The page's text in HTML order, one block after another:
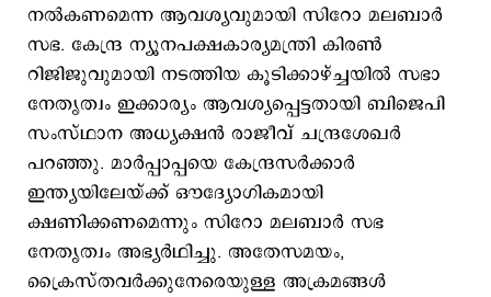
നല്‍കണമെന്ന ആവശ്യവുമായി സിറോ മലബാര്‍
സഭ. കേന്ദ്ര ന്യൂനപക്ഷകാര്യമന്ത്രി കിരണ്‍
റിജിജുവുമായി നടത്തിയ കൂടിക്കാഴ്ച്ചയില്‍ സഭാ
നേതൃത്വം ഇക്കാര്യം ആവശ്യപ്പെട്ടതായി ബിജെപി
സംസ്ഥാന അധ്യക്ഷന്‍ രാജീവ് ചന്ദ്രശേഖര്‍
പറഞ്ഞു. മാര്‍പ്പാപ്പയെ കേന്ദ്രസര്‍ക്കാര്‍
ഇന്ത്യയിലേയ്ക്ക് ഔദ്യോഗികമായി
ക്ഷണിക്കണമെന്നും സിറോ മലബാര്‍ സഭ
നേതൃത്വം അഭ്യര്‍ഥിച്ചു. അതേസമയം,
ക്രൈസ്തവര്‍ക്കുനേരെയുള്ള അക്രമങ്ങള്‍